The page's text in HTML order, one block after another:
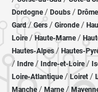
Dordogne/ Doubs / Drôme
Gard/Gers / Gironde/
Loire/Haute-Marne/
Hautes-Alpes/ Hautes-
/ Indre/ Indre-et-Loire/
Loire-Atlantique/ Loiret /
Manche/ Marne/